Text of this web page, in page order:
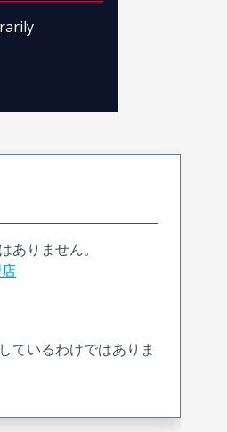
ありません。
ているわけではありま